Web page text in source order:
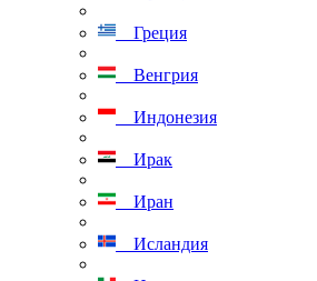
Греция
Венгрия
Индонезия
Ирак
Иран
Исландия